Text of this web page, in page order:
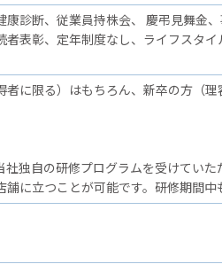
診断、従業員持株会、 慶弔見舞金
表彰、定年制度なし、ライフスタ
に限る）はもちろん、新卒の方（
独自の研修プログラムを受けていた
に立つことが可能です。研修期間中